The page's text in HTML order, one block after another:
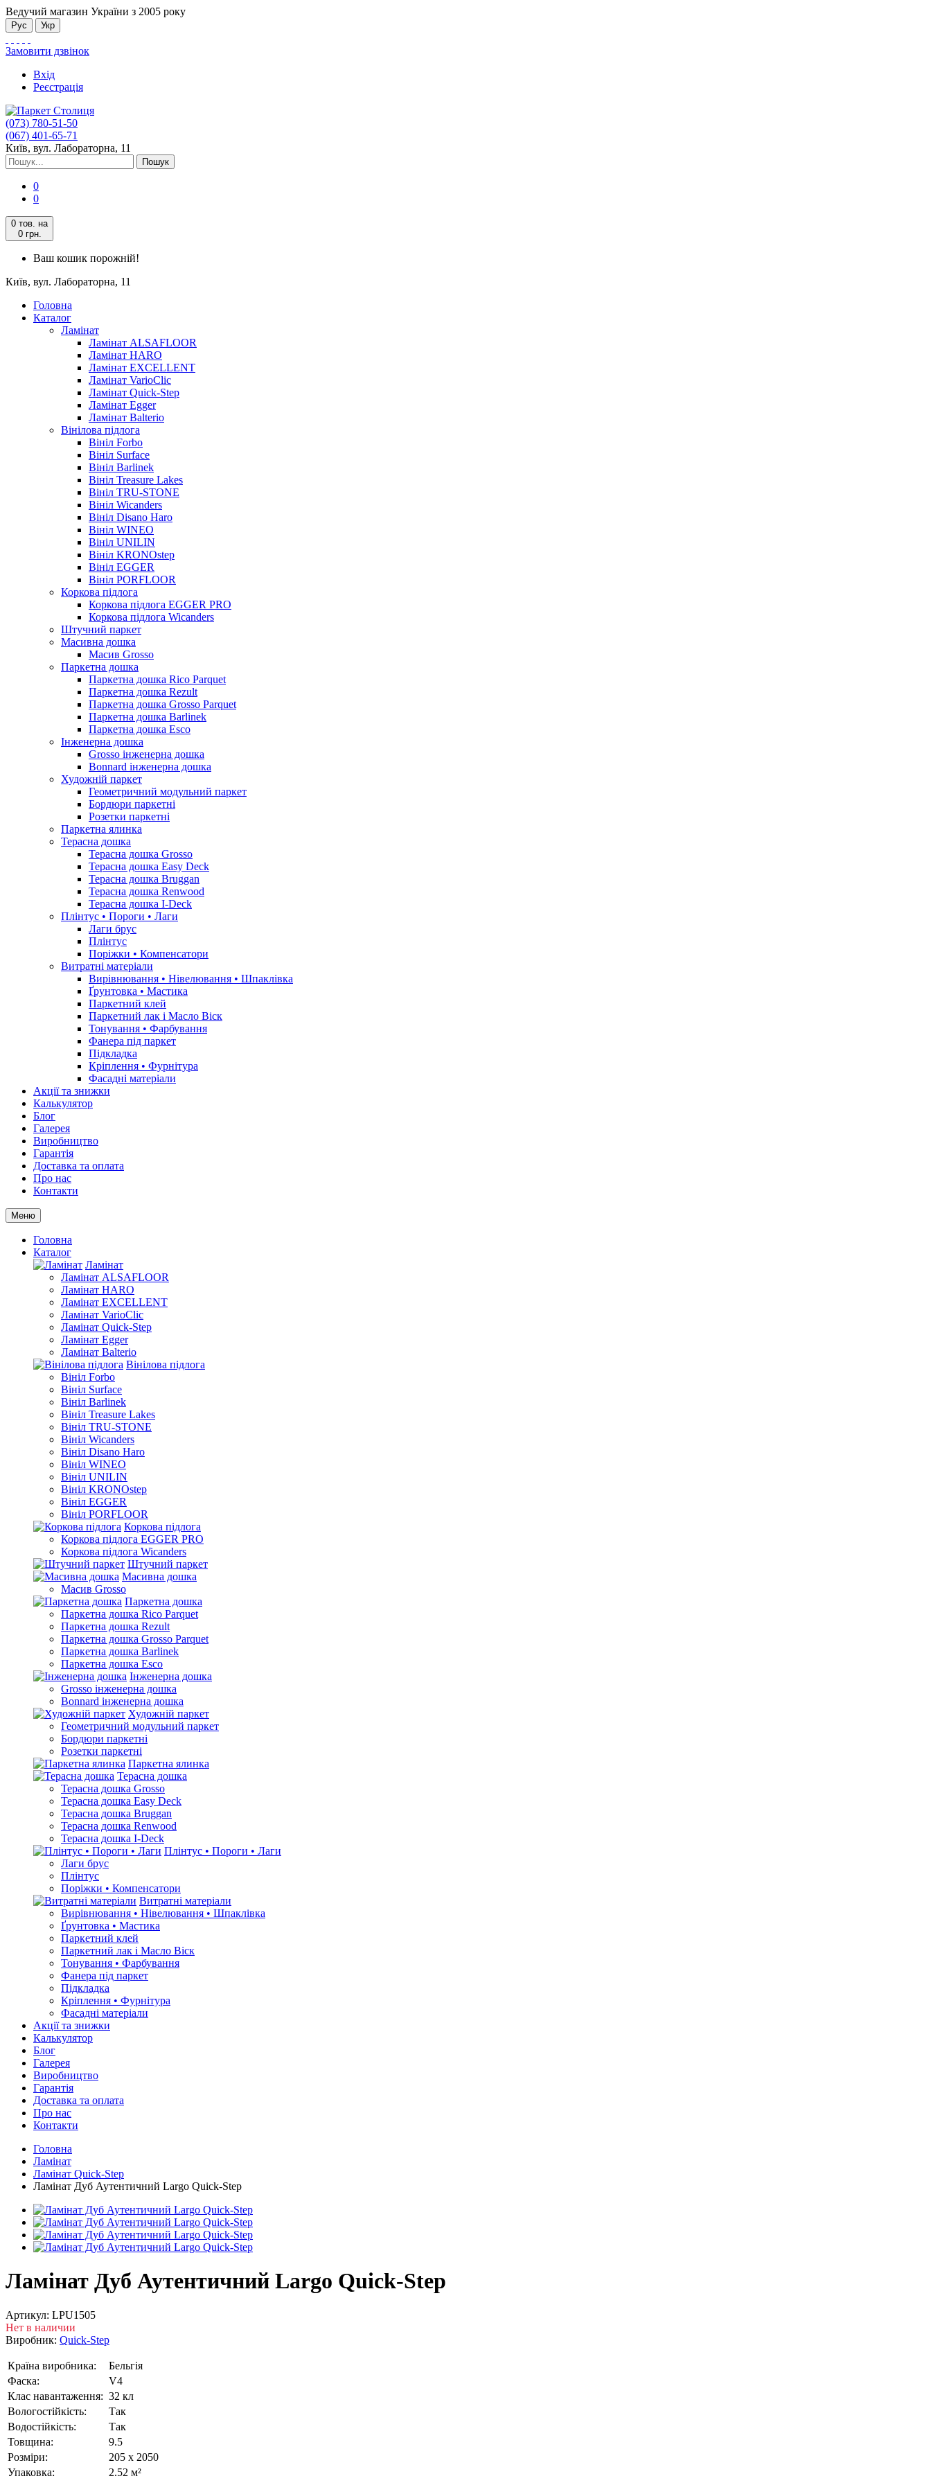
Ведучий магазин України з 2005 року
Рус Укр
Замовити дзвінок
Вхід
Реєстрація
(073) 780-51-50
(067) 401-65-71
Київ, вул. Лабораторна, 11
Пошук
0
0
0 тов. на
0 грн.
Ваш кошик порожній!
Київ, вул. Лабораторна, 11
Головна
Каталог
Ламінат
Ламінат ALSAFLOOR
Ламінат HARO
Ламінат EXCELLENT
Ламінат VarioClic
Ламінат Quick-Step
Ламінат Egger
Ламінат Balterio
Вінілова підлога
Вініл Forbo
Вініл Surface
Вініл Barlinek
Вініл Treasure Lakes
Вініл TRU-STONE
Вініл Wicanders
Вініл Disano Haro
Вініл WINEO
Вініл UNILIN
Вініл KRONOstep
Вініл EGGER
Вініл PORFLOOR
Коркова підлога
Коркова підлога EGGER PRO
Коркова підлога Wicanders
Штучний паркет
Масивна дошка
Масив Grosso
Паркетна дошка
Паркетна дошка Rico Parquet
Паркетна дошка Rezult
Паркетна дошка Grosso Parquet
Паркетна дошка Barlinek
Паркетна дошка Esco
Інженерна дошка
Grosso інженерна дошка
Bonnard інженерна дошка
Художній паркет
Геометричний модульний паркет
Бордюри паркетні
Розетки паркетні
Паркетна ялинка
Терасна дошка
Терасна дошка Grosso
Терасна дошка Easy Deck
Терасна дошка Bruggan
Терасна дошка Renwood
Терасна дошка I-Deck
Плінтус • Пороги • Лаги
Лаги брус
Плінтус
Поріжки • Компенсатори
Витратні матеріали
Вирівнювання • Нівелювання • Шпаклівка
Ґрунтовкa • Мастика
Паркетний клей
Паркетний лак і Масло Віск
Тонування • Фарбування
Фанера під паркет
Підкладка
Кріплення • Фурнітура
Фасадні матеріали
Акції та знижки
Калькулятор
Блог
Галерея
Виробництво
Гарантія
Доставка та оплата
Про нас
Контакти
Меню
Головна
Каталог
Ламінат
Ламінат ALSAFLOOR
Ламінат HARO
Ламінат EXCELLENT
Ламінат VarioClic
Ламінат Quick-Step
Ламінат Egger
Ламінат Balterio
Вінілова підлога
Вініл Forbo
Вініл Surface
Вініл Barlinek
Вініл Treasure Lakes
Вініл TRU-STONE
Вініл Wicanders
Вініл Disano Haro
Вініл WINEO
Вініл UNILIN
Вініл KRONOstep
Вініл EGGER
Вініл PORFLOOR
Коркова підлога
Коркова підлога EGGER PRO
Коркова підлога Wicanders
Штучний паркет
Масивна дошка
Масив Grosso
Паркетна дошка
Паркетна дошка Rico Parquet
Паркетна дошка Rezult
Паркетна дошка Grosso Parquet
Паркетна дошка Barlinek
Паркетна дошка Esco
Інженерна дошка
Grosso інженерна дошка
Bonnard інженерна дошка
Художній паркет
Геометричний модульний паркет
Бордюри паркетні
Розетки паркетні
Паркетна ялинка
Терасна дошка
Терасна дошка Grosso
Терасна дошка Easy Deck
Терасна дошка Bruggan
Терасна дошка Renwood
Терасна дошка I-Deck
Плінтус • Пороги • Лаги
Лаги брус
Плінтус
Поріжки • Компенсатори
Витратні матеріали
Вирівнювання • Нівелювання • Шпаклівка
Ґрунтовкa • Мастика
Паркетний клей
Паркетний лак і Масло Віск
Тонування • Фарбування
Фанера під паркет
Підкладка
Кріплення • Фурнітура
Фасадні матеріали
Акції та знижки
Калькулятор
Блог
Галерея
Виробництво
Гарантія
Доставка та оплата
Про нас
Контакти
Головна
Ламінат
Ламінат Quick-Step
Ламінат Дуб Аутентичний Largo Quick-Step
Ламінат Дуб Аутентичний Largo Quick-Step
Артикул: LPU1505
Нет в наличии
Виробник: Quick-Step
Країна виробника:
Бельгія
Фаска:
V4
Клас навантаження: 32 кл
Вологостійкість:
Так
Водостійкість:
Так
Товщина:
9.5
Розміри:
205 x 2050
Упаковка:
2.52 м²